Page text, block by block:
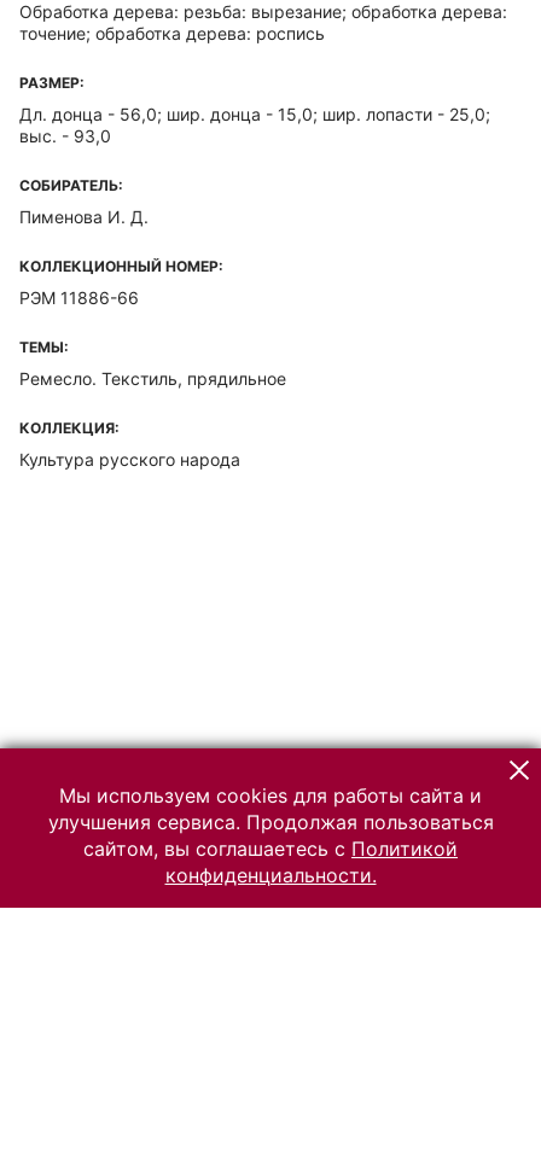
Обработка дерева: резьба: вырезание; обработка дерева:
точение; обработка дерева: роспись
РАЗМЕР:
Дл. донца - 56,0; шир. донца - 15,0; шир. лопасти - 25,0;
выс. - 93,0
СОБИРАТЕЛЬ:
Пименова И. Д.
КОЛЛЕКЦИОННЫЙ НОМЕР:
РЭМ 11886-66
ТЕМЫ:
Ремесло. Текстиль, прядильное
КОЛЛЕКЦИЯ:
Культура русского народа
Мы используем cookies для работы сайта и
улучшения сервиса. Продолжая пользоваться
сайтом, вы соглашаетесь с Политикой
конфиденциальности.